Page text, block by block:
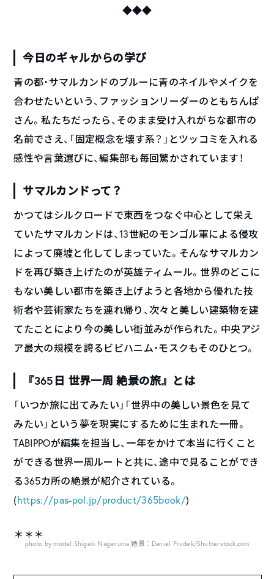
◆◆◆
今日のギャルからの学び
青の都・サマルカンドのブルーに青のネイルやメイクを
合わせたいという、ファッションリーダーのともちんぱ
さん。私たちだったら、そのまま受け入れがちな都市の
名前でさえ、「固定概念を壊す系？」とツッコミを入れる
感性や言葉選びに、編集部も毎回驚かされています！
サマルカンドって？
かつてはシルクロードで東西をつなぐ中心として栄え
ていたサマルカンドは、13世紀のモンゴル軍による侵攻
によって廃墟と化してしまっていた。そんなサマルカン
ドを再び築き上げたのが英雄ティムール。世界のどこに
もない美しい都市を築き上げようと各地から優れた技
術者や芸術家たちを連れ帰り、次々と美しい建築物を建
てたことにより今の美しい街並みが作られた。中央アジ
ア最大の規模を誇るビビハニム・モスクもそのひとつ。
『365日 世界一周 絶景の旅』とは
「いつか旅に出てみたい」「世界中の美しい景色を見て
みたい」という夢を現実にするために生まれた一冊。
TABIPPOが編集を担当し、一年をかけて本当に行くこと
ができる世界一周ルートと共に、途中で見ることができ
る365カ所の絶景が紹介されている。
(https://pas-pol.jp/product/365book/)
＊＊＊
photo by model:Shigeki Naganuma 絶景：Daniel Prudek/Shutterstock.com